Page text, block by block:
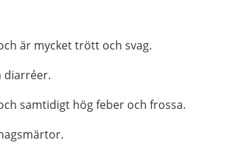
är mycket trött och svag.
diarréer.
samtidigt hög feber och frossa.